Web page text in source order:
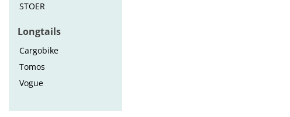
STOER
Longtails
Cargobike
Tomos
Vogue